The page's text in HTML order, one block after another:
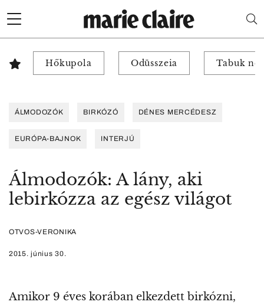
Hőkupola Odüsszeia Tabuk
ÁLMODOZÓK BIRKÓZÓ DÉNES MERCÉDESZ
EURÓPA-BAJNOK INTERJÚ
Álmodozók: A lány, aki
lebirkózza az egész világot
OTVOS-VERONIKA
2015. június 30.
Amikor 9 éves korában elkezdett birkózni,